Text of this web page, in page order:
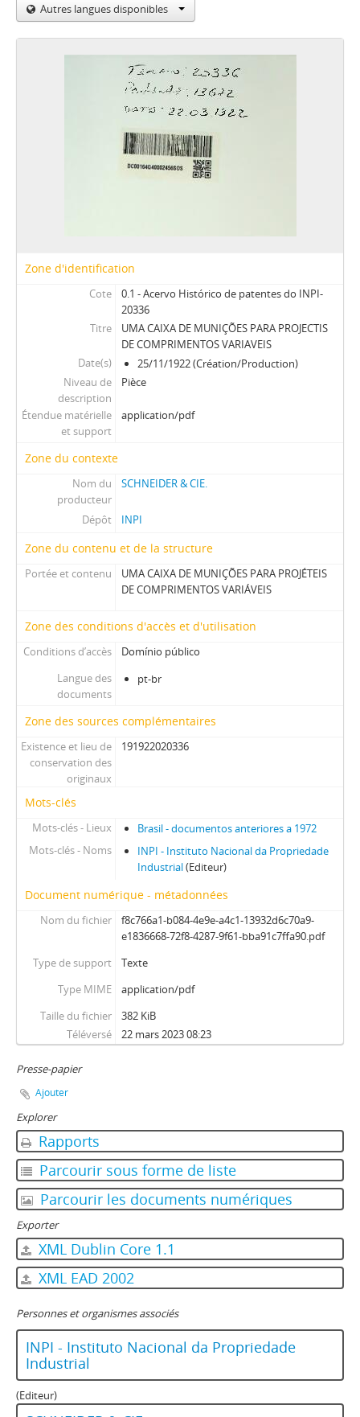
Autres langues disponibles
Zone d'identification
Cote
0.1 - Acervo Histórico de patentes do INPI-
20336
Titre
UMA CAIXA DE MUNIÇÕES PARA PROJECTIS
DE COMPRIMENTOS VARIAVEIS
Date(s)
25/11/1922 (Création/Production)
Niveau de
description
Pièce
Étendue matérielle
et support
application/pdf
Zone du contexte
Nom du
producteur
SCHNEIDER & CIE.
Dépôt INPI
Zone du contenu et de la structure
Portée et contenu
UMA CAIXA DE MUNIÇÕES PARA PROJÉTEIS
DE COMPRIMENTOS VARIÁVEIS
Zone des conditions d'accès et d'utilisation
Conditions d’accès
Domínio público
Langue des
documents
pt-br
Zone des sources complémentaires
Existence et lieu de
conservation des
originaux
191922020336
Mots-clés
Mots-clés - Lieux
Brasil - documentos anteriores a 1972
Mots-clés - Noms
INPI - Instituto Nacional da Propriedade
Industrial(Editeur)
Document numérique - métadonnées
Nom du fichier
f8c766a1-b084-4e9e-a4c1-13932d6c70a9-
e1836668-72f8-4287-9f61-bba91c7ffa90.pdf
Type de support
Texte
Type MIME
application/pdf
Taille du fichier
382 KiB
Téléversé
22 mars 2023 08:23
Presse-papier
Ajouter
Explorer
Rapports
Parcourir sous forme de liste
Parcourir les documents numériques
Exporter
XML Dublin Core 1.1
XML EAD 2002
Personnes et organismes associés
INPI - Instituto Nacional da Propriedade
Industrial
(Editeur)